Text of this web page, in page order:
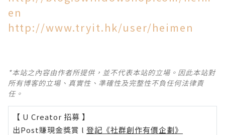
en
http://www.tryit.hk/user/heimen
*本站之內容由作者所提供，並不代表本站的立場。因此本站對
所有博客的立場、真實性、準確性及完整性不負任何法律責
任。
【 U Creator 招募 】
出Post賺現金獎賞 l 登記《社群創作有價企劃》